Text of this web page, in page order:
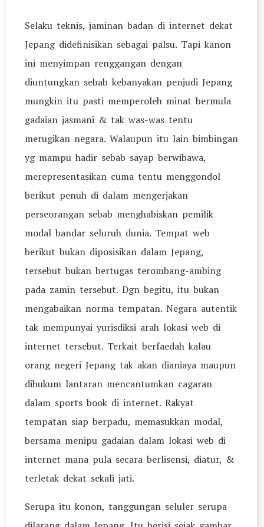
Selaku teknis, jaminan badan di internet dekat
Jepang didefinisikan sebagai palsu. Tapi kanon
ini menyimpan renggangan dengan
diuntungkan sebab kebanyakan penjudi Jepang
mungkin itu pasti memperoleh minat bermula
gadaian jasmani & tak was-was tentu
merugikan negara. Walaupun itu lain bimbingan
yg mampu hadir sebab sayap berwibawa,
merepresentasikan cuma tentu menggondol
berikut penuh di dalam mengerjakan
perseorangan sebab menghabiskan pemilik
modal bandar seluruh dunia. Tempat web
berikut bukan diposisikan dalam Jepang,
tersebut bukan bertugas terombang-ambing
pada zamin tersebut. Dgn begitu, itu bukan
mengabaikan norma tempatan. Negara autentik
tak mempunyai yurisdiksi arah lokasi web di
internet tersebut. Terkait berfaedah kalau
orang negeri Jepang tak akan dianiaya maupun
dihukum lantaran mencantumkan cagaran
dalam sports book di internet. Rakyat
tempatan siap berpadu, memasukkan modal,
bersama menipu gadaian dalam lokasi web di
internet mana pula secara berlisensi, diatur, &
terletak dekat sekali jati.
Serupa itu konon, tanggungan seluler serupa